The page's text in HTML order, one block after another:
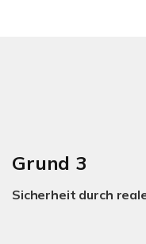
Grund 3
Sicherheit durch